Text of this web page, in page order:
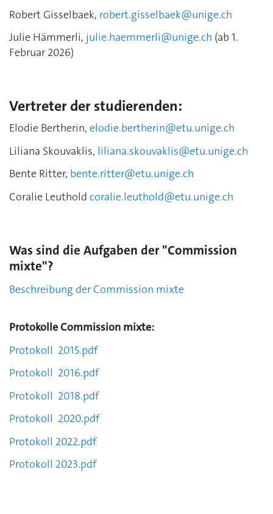
Robert Gisselbaek, robert.gisselbaek@unige.ch
Julie Hämmerli, julie.haemmerli@unige.ch (ab 1.
Februar 2026)
Vertreter der studierenden:
Elodie Bertherin, elodie.bertherin@etu.unige.ch
Liliana Skouvaklis, liliana.skouvaklis@etu.unige.ch
Bente Ritter, bente.ritter@etu.unige.ch
Coralie Leuthold coralie.leuthold@etu.unige.ch
Was sind die Aufgaben der "Commission
mixte"?
Beschreibung der Commission mixte
Protokolle Commission mixte:
Protokoll 2015.pdf
Protokoll 2016.pdf
Protokoll 2018.pdf
Protokoll 2020.pdf
Protokoll 2022.pdf
Protokoll 2023.pdf